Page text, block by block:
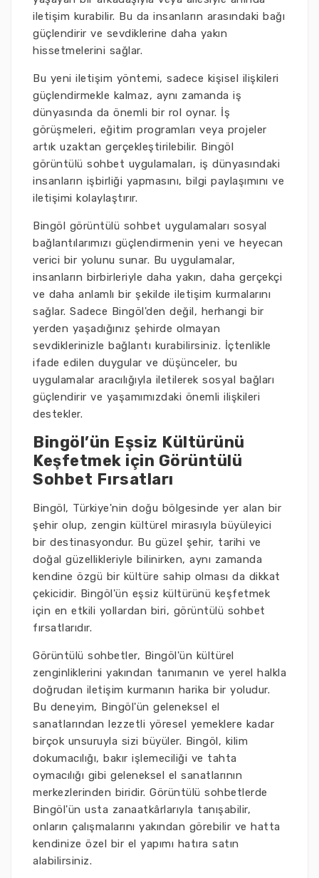
iletişim kurabilir. Bu da insanların arasındaki bağı
güçlendirir ve sevdiklerine daha yakın
hissetmelerini sağlar.
Bu yeni iletişim yöntemi, sadece kişisel ilişkileri
güçlendirmekle kalmaz, aynı zamanda iş
dünyasında da önemli bir rol oynar. İş
görüşmeleri, eğitim programları veya projeler
artık uzaktan gerçekleştirilebilir. Bingöl
görüntülü sohbet uygulamaları, iş dünyasındaki
insanların işbirliği yapmasını, bilgi paylaşımını ve
iletişimi kolaylaştırır.
Bingöl görüntülü sohbet uygulamaları sosyal
bağlantılarımızı güçlendirmenin yeni ve heyecan
verici bir yolunu sunar. Bu uygulamalar,
insanların birbirleriyle daha yakın, daha gerçekçi
ve daha anlamlı bir şekilde iletişim kurmalarını
sağlar. Sadece Bingöl'den değil, herhangi bir
yerden yaşadığınız şehirde olmayan
sevdiklerinizle bağlantı kurabilirsiniz. İçtenlikle
ifade edilen duygular ve düşünceler, bu
uygulamalar aracılığıyla iletilerek sosyal bağları
güçlendirir ve yaşamımızdaki önemli ilişkileri
destekler.
Bingöl’ün Eşsiz Kültürünü
Keşfetmek için Görüntülü
Sohbet Fırsatları
Bingöl, Türkiye'nin doğu bölgesinde yer alan bir
şehir olup, zengin kültürel mirasıyla büyüleyici
bir destinasyondur. Bu güzel şehir, tarihi ve
doğal güzellikleriyle bilinirken, aynı zamanda
kendine özgü bir kültüre sahip olması da dikkat
çekicidir. Bingöl'ün eşsiz kültürünü keşfetmek
için en etkili yollardan biri, görüntülü sohbet
fırsatlarıdır.
Görüntülü sohbetler, Bingöl'ün kültürel
zenginliklerini yakından tanımanın ve yerel halkla
doğrudan iletişim kurmanın harika bir yoludur.
Bu deneyim, Bingöl'ün geleneksel el
sanatlarından lezzetli yöresel yemeklere kadar
birçok unsuruyla sizi büyüler. Bingöl, kilim
dokumacılığı, bakır işlemeciliği ve tahta
oymacılığı gibi geleneksel el sanatlarının
merkezlerinden biridir. Görüntülü sohbetlerde
Bingöl'ün usta zanaatkârlarıyla tanışabilir,
onların çalışmalarını yakından görebilir ve hatta
kendinize özel bir el yapımı hatıra satın
alabilirsiniz.